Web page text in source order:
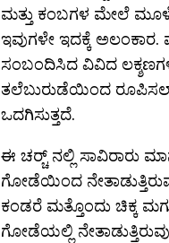
ಮತ್ತು ಕಂಬಗಳ ಮೇಲೆ ಮೂಳೆ
ಇವುಗಳೇ ಇದಕ್ಕೆ
ಸಂಬಂದಿಸಿದ ವಿವಿದ
ತಲೆಬುರುಡೆಯಿಂದ
ಒದಗಿಸುತ್ತದೆ.
ಈ ಚರ‍್ಚ್ ನಲ್ಲಿ ಸಾವಿರಾರು
ಗೋಡೆಯಿಂದ
ಕಂಡರೆ ಮತ್ತೊಂದು ಚಿಕ್ಕ
ಗೋಡೆಯಲ್ಲಿ